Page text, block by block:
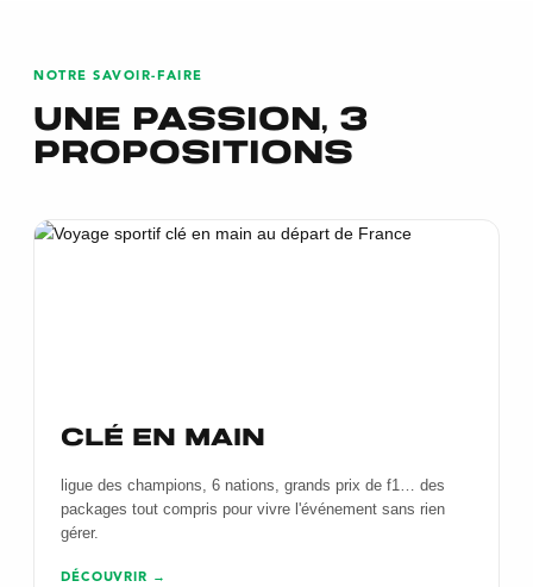
NOTRE SAVOIR-FAIRE
une passion, 3
propositions
clé en main
ligue des champions, 6 nations, grands prix de f1… des
packages tout compris pour vivre l'événement sans rien
gérer.
DÉCOUVRIR